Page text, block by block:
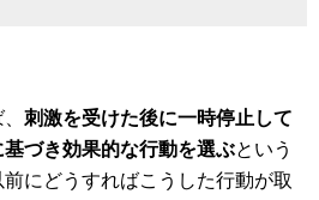
刺激を受けた後に一時停止して
づき効果的な行動を選ぶという
にどうすればこうした行動が取